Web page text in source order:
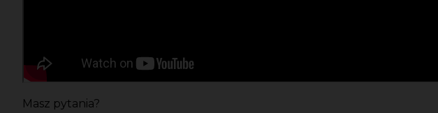
Masz pytania?